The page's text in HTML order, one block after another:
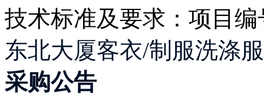
技术标准及要求：项目编
东北大厦客衣/制服洗涤
采购公告